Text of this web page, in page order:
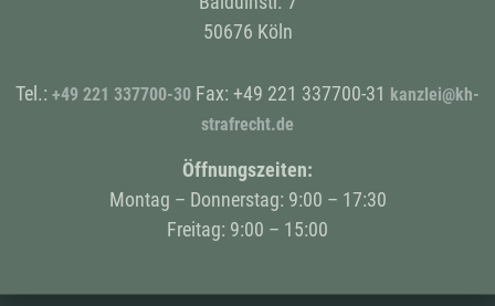
50676 Köln
Tel.: +49 221 337700-30 Fax: +49 221 337700-31 kanzlei@kh-
strafrecht.de
Öffnungszeiten:
Montag – Donnerstag: 9:00 – 17:30
Freitag: 9:00 – 15:00